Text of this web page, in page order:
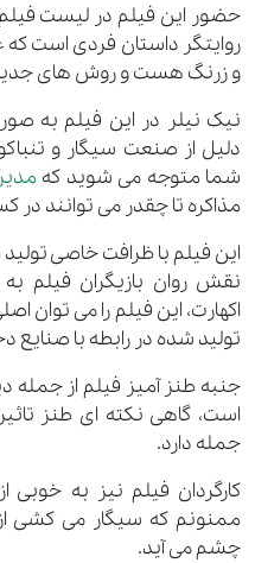
حضور این فیلم در لیست
روایتگر داستان فردی است که
و زرنگ هست و روش های
نیک نیلر در این فیلم به
دلیل از صنعت سیگار و
شما متوجه می شوید که
مذاکره تا چقدر می توانند در
این فیلم با ظرافت خاصی تولید
نقش روان بازیگران فیلم
اکهارت، این فیلم را می توان
تولید شده در رابطه با صنایع
جنبه طنز آمیز فیلم از جمله
است، گاهی نکته ای طنز
جمله دارد.
کارگردان فیلم نیز به خوبی
ممنونم که سیگار می کشی
چشم می آید.